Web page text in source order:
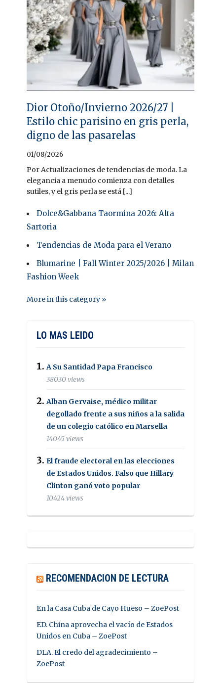
Dior Otoño/Invierno 2026/27 |
Estilo chic parisino en gris perla,
digno de las pasarelas
01/08/2026
Por Actualizaciones de tendencias de moda. La
elegancia a menudo comienza con detalles
sutiles, y el gris perla se está [...]
Dolce&Gabbana Taormina 2026: Alta
Sartoria
Tendencias de Moda para el Verano
Blumarine | Fall Winter 2025/2026 | Milan
Fashion Week
More in this category »
LO MAS LEIDO
A Su Santidad Papa Francisco
38030 views
Alban Gervaise, médico militar
degollado frente a sus niños a la salida
de un colegio católico en Marsella
14045 views
El fraude electoral en las elecciones
de Estados Unidos. Falso que Hillary
Clinton ganó voto popular
10424 views
RECOMENDACION DE LECTURA
En la Casa Cuba de Cayo Hueso – ZoePost
ED. China aprovecha el vacío de Estados
Unidos en Cuba – ZoePost
DLA. El credo del agradecimiento –
ZoePost